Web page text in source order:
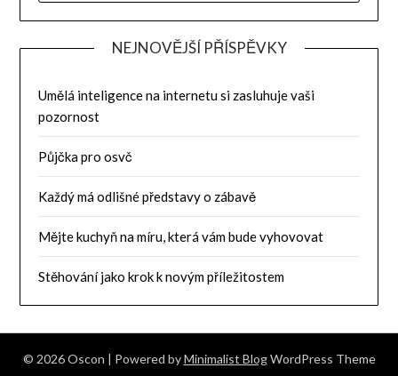
NEJNOVĚJŠÍ PŘÍSPĚVKY
Umělá inteligence na internetu si zasluhuje vaši
pozornost
Půjčka pro osvč
Každý má odlišné představy o zábavě
Mějte kuchyň na míru, která vám bude vyhovovat
Stěhování jako krok k novým příležitostem
© 2026 Oscon | Powered byMinimalist BlogWordPress Theme